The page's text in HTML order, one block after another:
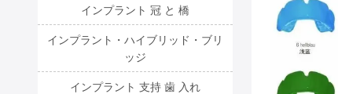
インプラント 冠 と 橋
インプラント・ハイブリッド・ブリ
ッジ
インプラント 支持 歯 入れ